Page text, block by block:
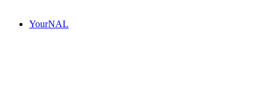
YourNAL